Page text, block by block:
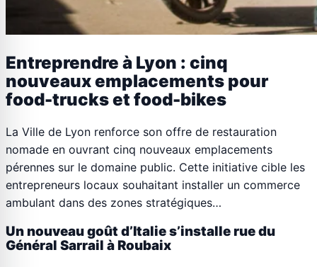
Entreprendre à Lyon : cinq
nouveaux emplacements pour
food-trucks et food-bikes
La Ville de Lyon renforce son offre de restauration
nomade en ouvrant cinq nouveaux emplacements
pérennes sur le domaine public. Cette initiative cible les
entrepreneurs locaux souhaitant installer un commerce
ambulant dans des zones stratégiques…
Un nouveau goût d’Italie s’installe rue du
Général Sarrail à Roubaix